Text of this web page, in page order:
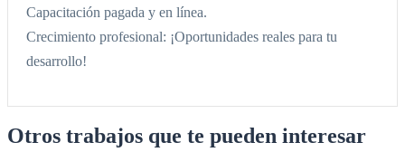
Capacitación pagada y en línea.
Crecimiento profesional: ¡Oportunidades reales para tu
desarrollo!
Otros trabajos que te pueden interesar